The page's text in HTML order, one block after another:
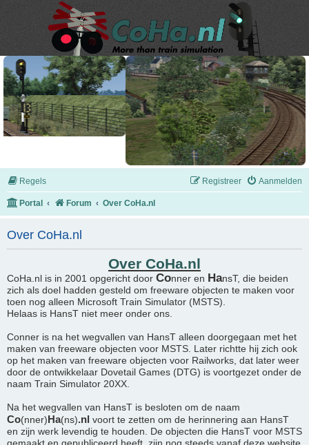
Regels Aanmelden
Registreer
Portal Forum Over CoHa.nl
Over CoHa.nl
Over CoHa.nl
CoHa.nl is in 2001 opgericht door Conner en HansT, die beiden
zich als doel hadden gesteld om freeware objecten te maken voor
toen nog alleen Microsoft Train Simulator (MSTS).
Helaas is HansT niet meer onder ons.
Conner is na het wegvallen van HansT alleen doorgegaan met het
maken van freeware objecten voor MSTS. Later richtte hij zich ook
op het maken van freeware objecten voor Railworks, dat later weer
door de ontwikkelaar Dovetail Games (DTG) is voortgezet onder de
naam Train Simulator 20XX.
Na het wegvallen van HansT is besloten om de naam
Co(nner)Ha(ns).nl voort te zetten om de herinnering aan HansT
en zijn werk levendig te houden. De objecten die HansT voor MSTS